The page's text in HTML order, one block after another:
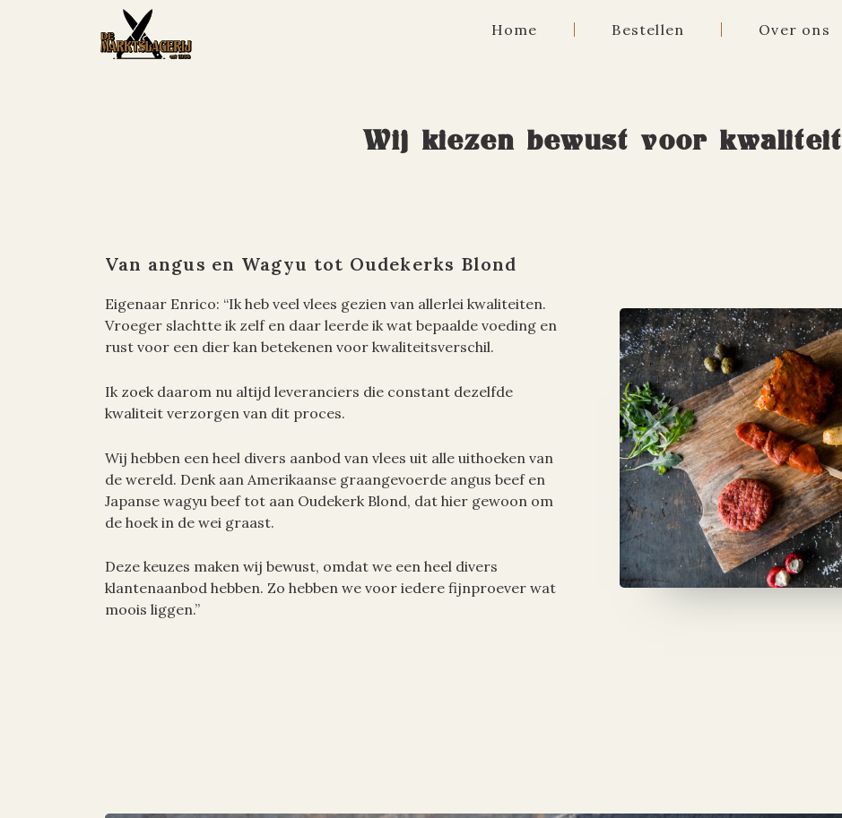
Home Bestellen Over ons
Wij kiezen bewust voor kwaliteit
Van angus en Wagyu tot Oudekerks Blond
Eigenaar Enrico: “Ik heb veel vlees gezien van allerlei kwaliteiten.
Vroeger slachtte ik zelf en daar leerde ik wat bepaalde voeding en
rust voor een dier kan betekenen voor kwaliteitsverschil.
Ik zoek daarom nu altijd leveranciers die constant dezelfde
kwaliteit verzorgen van dit proces.
Wij hebben een heel divers aanbod van vlees uit alle uithoeken van
de wereld. Denk aan Amerikaanse graangevoerde angus beef en
Japanse wagyu beef tot aan Oudekerk Blond, dat hier gewoon om
de hoek in de wei graast.
Deze keuzes maken wij bewust, omdat we een heel divers
klantenaanbod hebben. Zo hebben we voor iedere fijnproever wat
moois liggen.”